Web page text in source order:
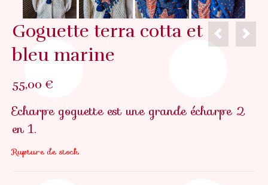
Goguette terra cotta et
bleu marine
55,00 €
Echarpe goguette est une grande écharpe 2
en 1.
Rupture de stock